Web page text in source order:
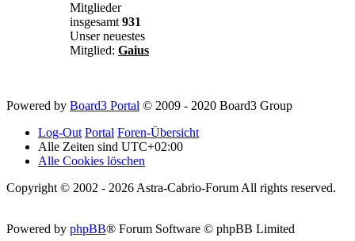
Mitglieder
insgesamt931
Unser neuestes
Mitglied: Gaius
Powered by Board3 Portal © 2009 - 2020 Board3 Group
Log-Out Portal Foren-Übersicht
Alle Zeiten sind UTC+02:00
Alle Cookies löschen
Copyright © 2002 - 2026 Astra-Cabrio-Forum All rights reserved.
Powered by phpBB® Forum Software © phpBB Limited